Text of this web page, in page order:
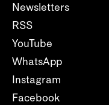
Newsletters
RSS
YouTube
WhatsApp
Instagram
Facebook